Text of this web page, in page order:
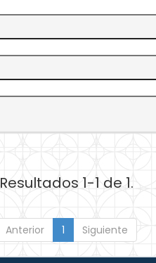
Resultados 1-1 de 1.
Anterior 1 Siguiente